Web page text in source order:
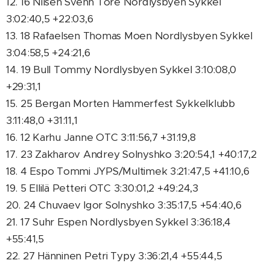
3:02:40,5 +22:03,6
13. 18 Rafaelsen Thomas Moen Nordlysbyen Sykkel
3:04:58,5 +24:21,6
14. 19 Bull Tommy Nordlysbyen Sykkel 3:10:08,0
+29:31,1
15. 25 Bergan Morten Hammerfest Sykkelklubb
3:11:48,0 +31:11,1
16. 12 Karhu Janne OTC 3:11:56,7 +31:19,8
17. 23 Zakharov Andrey Solnyshko 3:20:54,1 +40:17,2
18. 4 Espo Tommi JYPS/Multimek 3:21:47,5 +41:10,6
19. 5 Ellilä Petteri OTC 3:30:01,2 +49:24,3
20. 24 Chuvaev Igor Solnyshko 3:35:17,5 +54:40,6
21. 17 Suhr Espen Nordlysbyen Sykkel 3:36:18,4
+55:41,5
22. 27 Hänninen Petri Typy 3:36:21,4 +55:44,5